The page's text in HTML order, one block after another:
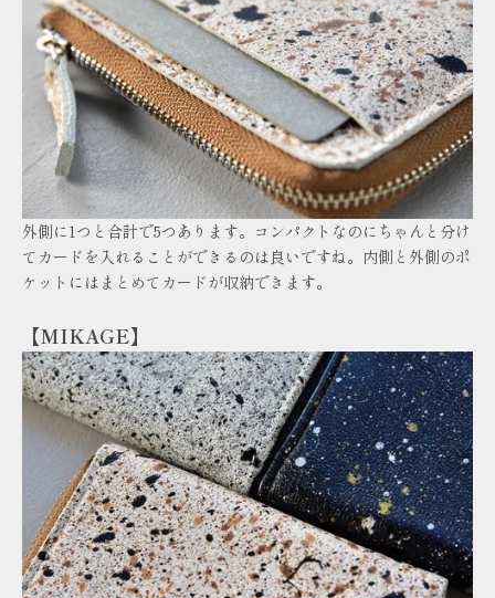
外側に1つと合計で5つあります。コンパクトなのにちゃんと分け
てカードを入れることができるのは良いですね。内側と外側のポ
ケットにはまとめてカードが収納できます。
【MIKAGE】